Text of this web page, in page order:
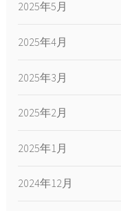
2025年5月
2025年4月
2025年3月
2025年2月
2025年1月
2024年12月